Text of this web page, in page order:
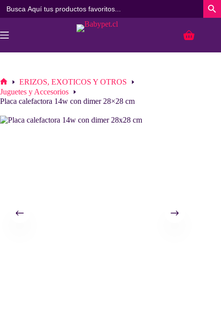
al
contenido
Carro
Inicio
ERIZOS, EXOTICOS Y OTROS
Juguetes y Accesorios
Placa calefactora 14w con dimer 28×28 cm